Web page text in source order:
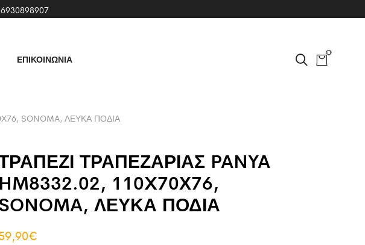
6930898907
ΕΠΙΚΟΙΝΩΝΙΑ
0
SONOMA, ΛΕΥΚΑ ΠΟΔΙΑ
ΤΡΑΠΕΖΑΡΙΑΣ PANYA
HM8332.02, 110X70Χ76,
ΛΕΥΚΑ ΠΟΔΙΑ
€